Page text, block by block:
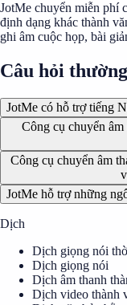
JotMe chuyển miễn phí
định dạng khác thành
ghi âm cuộc họp, bài
Câu hỏi
JotMe có hỗ trợ tiếng
Công cụ chuyển
Công cụ chuyển âm
JotMe hỗ trợ những
Dịch
Dịch giọng nói
Dịch giọng nói
Dịch âm thanh
Dịch video thành